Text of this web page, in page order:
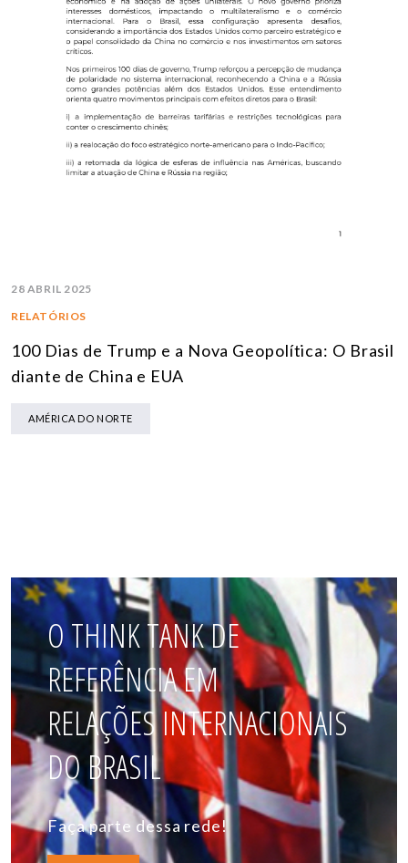
28 ABRIL 2025
RELATÓRIOS
100 Dias de Trump e a Nova Geopolítica: O Brasil
diante de China e EUA
AMÉRICA DO NORTE
O THINK TANK DE
REFERÊNCIA EM
RELAÇÕES INTERNACIONAIS
DO BRASIL
Faça parte dessa rede!